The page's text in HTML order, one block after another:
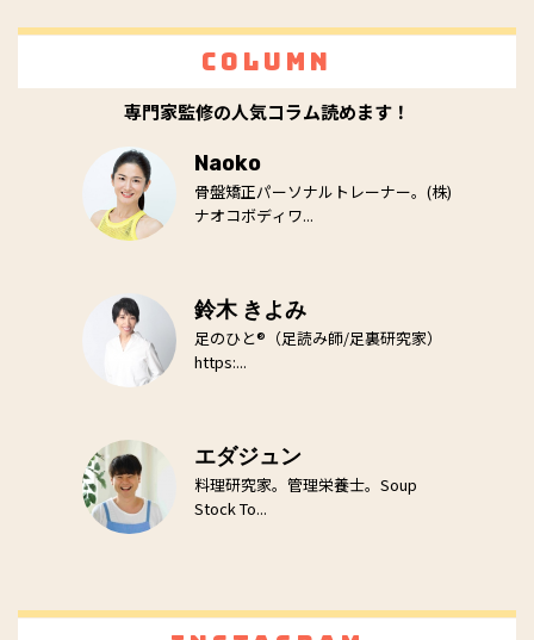
Column
専門家監修の人気コラム読めます！
Naoko
骨盤矯正パーソナルトレーナー。(株)
ナオコボディワ...
鈴木 きよみ
足のひと®（足読み師/足裏研究家）
https:...
エダジュン
料理研究家。管理栄養士。Soup
Stock To...